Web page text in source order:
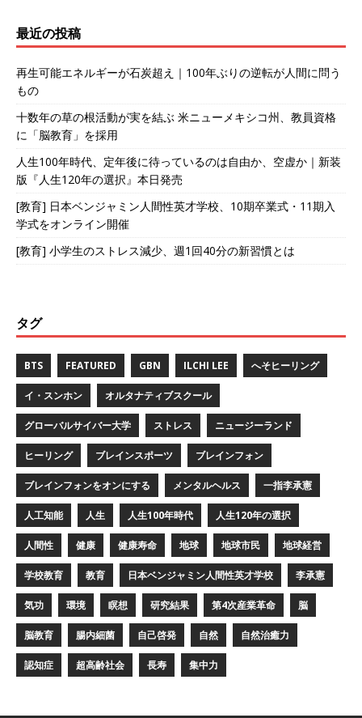
最近の投稿
再生可能エネルギーが石炭超え｜100年ぶりの逆転が人間に問う
もの
十数年の草の根活動が実を結ぶ 米ニューメキシコ州、教員資格
に「脳教育」を採用
人生100年時代、定年後に待っているのは自由か、空虚か｜新装
版『人生120年の選択』本日発売
[教育] 日本ベンジャミン人間性英才学校、10期卒業式・11期入
学式をオンライン開催
[教育] 小学生のストレス減少、週1回40分の新習慣とは
タグ
BTS FEATURED GBN ILCHI LEE へそヒーリング
イ・スンホン オルタナティブスクール
グローバルサイバー大学 ストレス ニュージーランド
ヒーリング ブレインスポーツ ブレインフォン
ブレインフォンをオンにする メンタルヘルス 一指李承憲
人工知能 人生 人生100年時代 人生120年の選択
人間性 健康 健康寿命 地球 地球市民 地球経営
学校教育 教育 日本ベンジャミン人間性英才学校 李承憲
気功 環境 瞑想 研究結果 第4次産業革命 脳
脳教育 腸内細菌 自己啓発 自然 自然治癒力
認知症 超高齢社会 長寿 集中力